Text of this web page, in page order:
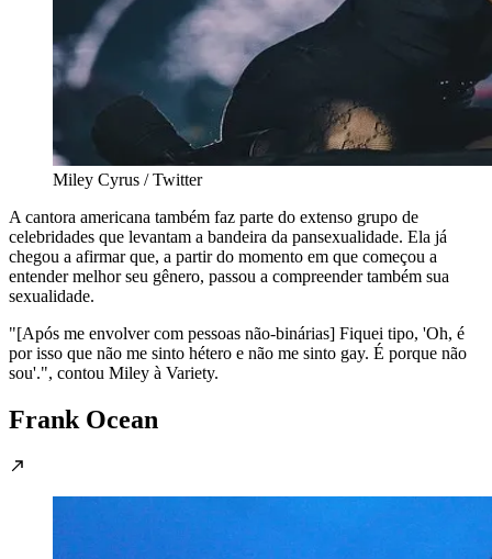
Miley Cyrus / Twitter
A cantora americana também faz parte do extenso grupo de
celebridades que levantam a bandeira da pansexualidade. Ela já
chegou a afirmar que, a partir do momento em que começou a
entender melhor seu gênero, passou a compreender também sua
sexualidade.
"[Após me envolver com pessoas não-binárias] Fiquei tipo, 'Oh, é
por isso que não me sinto hétero e não me sinto gay. É porque não
sou'.", contou Miley à Variety.
Frank Ocean